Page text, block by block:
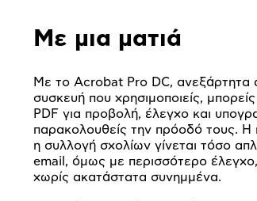
Με μια ματιά
Με το Acrobat Pro DC, ανεξάρτητα
συσκευή που χρησιμοποιείς,
PDF για προβολή, έλεγχο και
παρακολουθείς την πρόοδό τους. Η
η συλλογή σχολίων γίνεται τόσο
email, όμως με περισσότερο
χωρίς ακατάστατα συνημμένα.